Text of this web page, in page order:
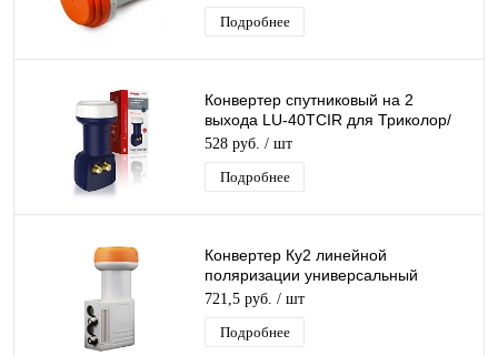
Innovations
Подробнее
Конвертер спутниковый на 2
выхода LU-40TCIR для Триколор/
НТВ-Плюс круговой поляризации
Lumax
528 руб. / шт
Подробнее
Конвертер Ку2 линейной
поляризации универсальный
Galaxy Innovations Gi-212 Twin 2
вых Ку2
721,5 руб. / шт
Подробнее